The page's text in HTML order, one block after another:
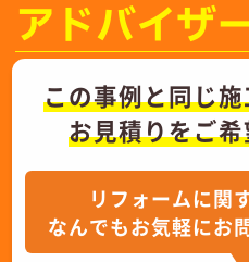
アドバイザ
この事例と同じ
お見積りをご
リフォームに関
なんでもお気軽にお